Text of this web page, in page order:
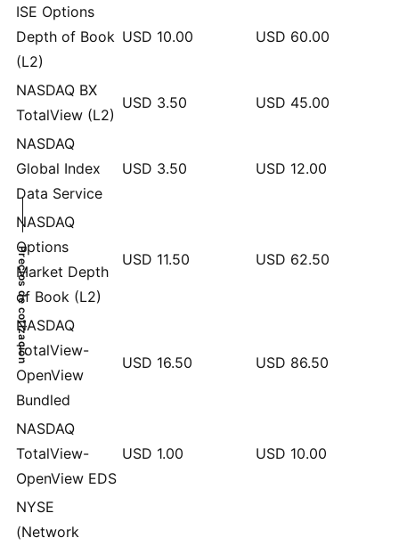
ISE Options
Depth of Book
(L2)
USD 10.00 USD 60.00
NASDAQ BX
TotalView (L2)
USD 3.50 USD 45.00
NASDAQ
Global Index
Data Service
USD 3.50 USD 12.00
NASDAQ
Options
Market Depth
of Book (L2)
USD 11.50 USD 62.50
NASDAQ
TotalView-
OpenView
Bundled
USD 16.50 USD 86.50
NASDAQ
TotalView-
OpenView EDS
USD 1.00 USD 10.00
NYSE
(Network
Precios de cotización